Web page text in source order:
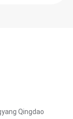
Qingdao